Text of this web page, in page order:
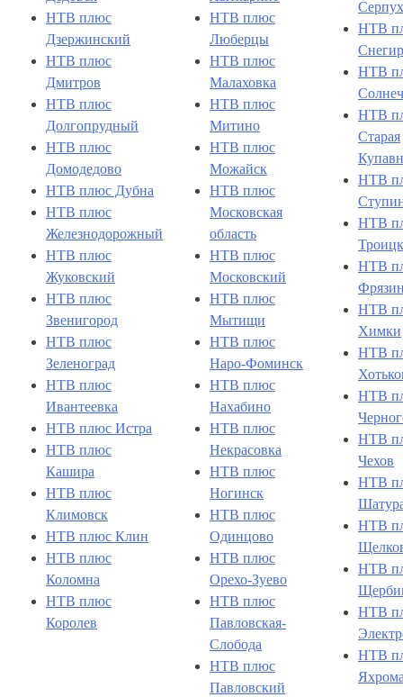
НТВ плюс
Дзержинский
НТВ плюс
Дмитров
НТВ плюс
Долгопрудный
НТВ плюс
Домодедово
НТВ плюс Дубна
НТВ плюс
Железнодорожный
НТВ плюс
Жуковский
НТВ плюс
Звенигород
НТВ плюс
Зеленоград
НТВ плюс
Ивантеевка
НТВ плюс Истра
НТВ плюс
Кашира
НТВ плюс
Климовск
НТВ плюс Клин
НТВ плюс
Коломна
НТВ плюс
Королев
НТВ плюс
Люберцы
НТВ плюс
Малаховка
НТВ плюс
Митино
НТВ плюс
Можайск
НТВ плюс
Московская
область
НТВ плюс
Московский
НТВ плюс
Мытищи
НТВ плюс
Наро-Фоминск
НТВ плюс
Нахабино
НТВ плюс
Некрасовка
НТВ плюс
Ногинск
НТВ плюс
Одинцово
НТВ плюс
Орехо-Зуево
НТВ плюс
Павловская-
Слобода
НТВ плюс
Павловский
НТВ
НТВ
НТВ
Старая
НТВ
НТВ
Троицк
НТВ
НТВ
Химки
НТВ
НТВ
НТВ
Чехов
НТВ
НТВ
НТВ
НТВ
НТВ